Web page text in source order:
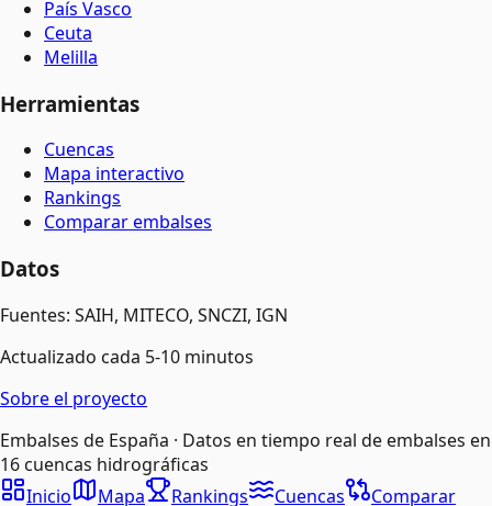
País Vasco
Ceuta
Melilla
Herramientas
Cuencas
Mapa interactivo
Rankings
Comparar embalses
Datos
Fuentes: SAIH, MITECO, SNCZI, IGN
Actualizado cada 5-10 minutos
Sobre el proyecto
Embalses de España · Datos en tiempo real de embalses en
16 cuencas hidrográficas
Inicio
Mapa Rankings Cuencas Comparar